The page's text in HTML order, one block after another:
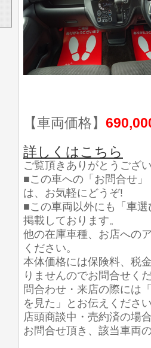
【車両価格】
詳しくはこちら
ご覧頂きありがとうござ
■この車への「お問合せ
は、お気軽にどうぞ!
■この車両以外にも「車
掲載しております。
他の在庫車種、お店への
ください。
本体価格には保険料、税
りませんのでお問合せく
問合わせ・来店の際には
を見た」とお伝えくださ
店頭商談中・売約済の場
お問合せ頂き、該当車両